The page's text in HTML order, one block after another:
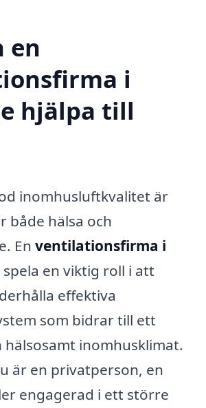
en
i
hjälpa till
inomhusluftkvalitet är
både hälsa och
En ventilationsfirma i
spela en viktig roll i att
effektiva
som bidrar till ett
inomhusklimat.
är en privatperson, en
engagerad i ett större